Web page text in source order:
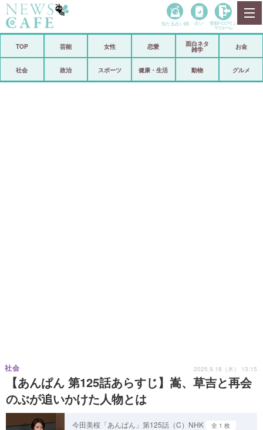
政治
当たる占い師 占い 登録• ログイン
マイルーム
TOP 芸能 女性 恋愛
面白ネタ
雑学
お金
社会 政治 スポーツ 健康・生活 動物 グルメ
【あんぱん 第125話あらすじ】嵩、草吉と再会
のぶが追いかけた人物とは
社会 2025.9.18（木） 13:15
今田美桜「あんぱん」第125話（C）NHK 全 1 枚